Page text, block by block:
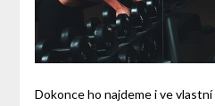
Dokonce ho najdeme i ve